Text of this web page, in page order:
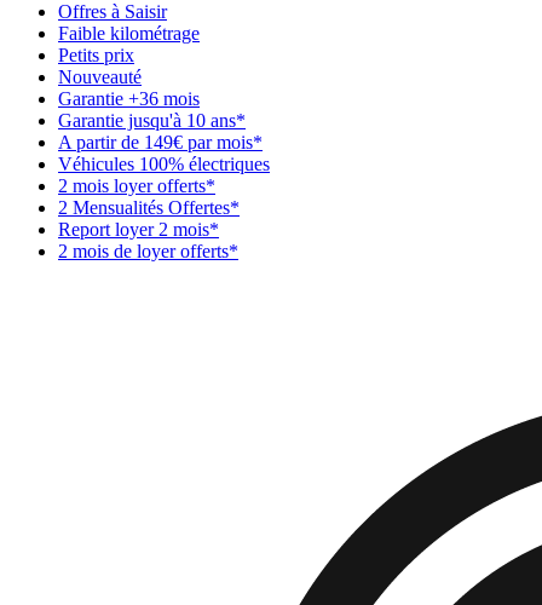
Offres à Saisir
Faible kilométrage
Petits prix
Nouveauté
Garantie +36 mois
Garantie jusqu'à 10 ans*
A partir de 149€ par mois*
Véhicules 100% électriques
2 mois loyer offerts*
2 Mensualités Offertes*
Report loyer 2 mois*
2 mois de loyer offerts*